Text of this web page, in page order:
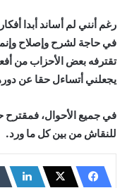
رغم أنني لم أساند أبدا
في حاجة لشرح وإصلاح
تقترفه بعض الأحزاب من
يجعلني أتساءل حقا عن
في جميع الأحوال، فمقترح
للنقاش من بين كل ما ورد.